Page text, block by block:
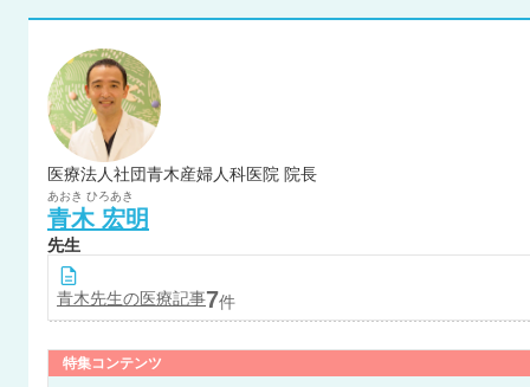
医療法人社団青木産婦人科医院 院長
あおき ひろあき
青木 宏明
先生
青木先生の医療記事7件
特集コンテンツ